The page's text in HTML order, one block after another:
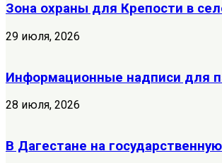
Зона охраны для Крепости в
29 июля, 2026
Информационные надписи для
28 июля, 2026
В Дагестане на